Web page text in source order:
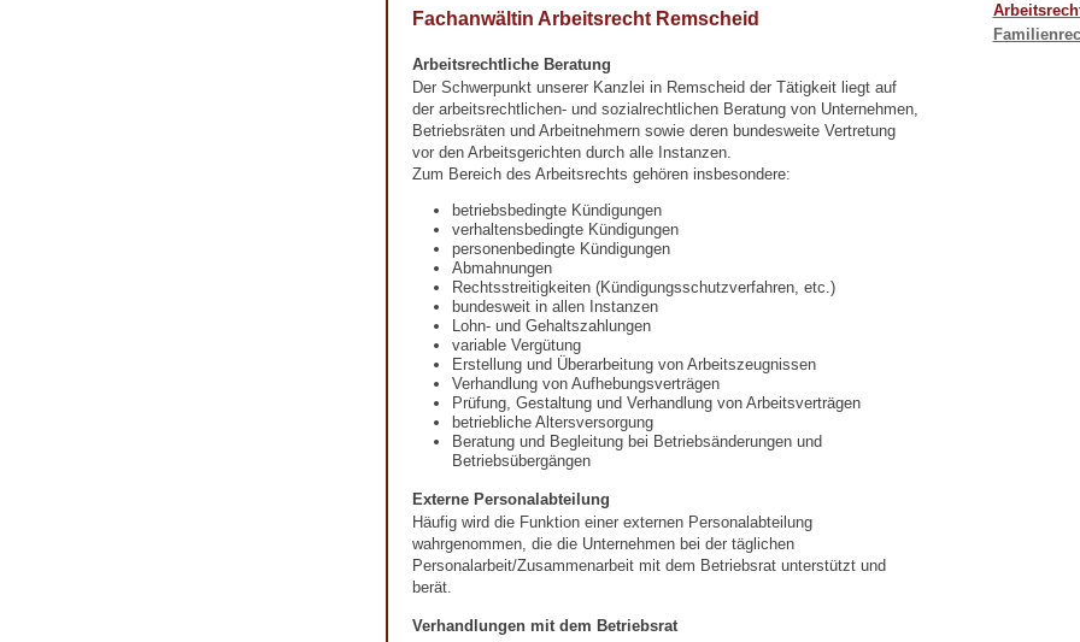
Fachanwältin Arbeitsrecht Remscheid
Arbeitsrechtliche Beratung
Der Schwerpunkt unserer Kanzlei in Remscheid der Tätigkeit liegt auf
der arbeitsrechtlichen- und sozialrechtlichen Beratung von Unternehmen,
Betriebsräten und Arbeitnehmern sowie deren bundesweite Vertretung
vor den Arbeitsgerichten durch alle Instanzen.
Zum Bereich des Arbeitsrechts gehören insbesondere:
betriebsbedingte Kündigungen
verhaltensbedingte Kündigungen
personenbedingte Kündigungen
Abmahnungen
Rechtsstreitigkeiten (Kündigungsschutzverfahren, etc.)
bundesweit in allen Instanzen
Lohn- und Gehaltszahlungen
variable Vergütung
Erstellung und Überarbeitung von Arbeitszeugnissen
Verhandlung von Aufhebungsverträgen
Prüfung, Gestaltung und Verhandlung von Arbeitsverträgen
betriebliche Altersversorgung
Beratung und Begleitung bei Betriebsänderungen und
Betriebsübergängen
Externe Personalabteilung
Häufig wird die Funktion einer externen Personalabteilung
wahrgenommen, die die Unternehmen bei der täglichen
Personalarbeit/Zusammenarbeit mit dem Betriebsrat unterstützt und
berät.
Verhandlungen mit dem Betriebsrat